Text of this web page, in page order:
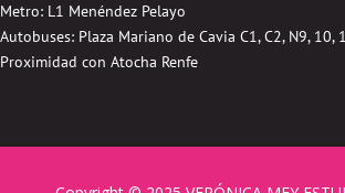
Metro: L1 Menéndez Pelayo
Autobuses: Plaza Mariano de Cavia C1, C2, N9, 10,
Proximidad con Atocha Renfe